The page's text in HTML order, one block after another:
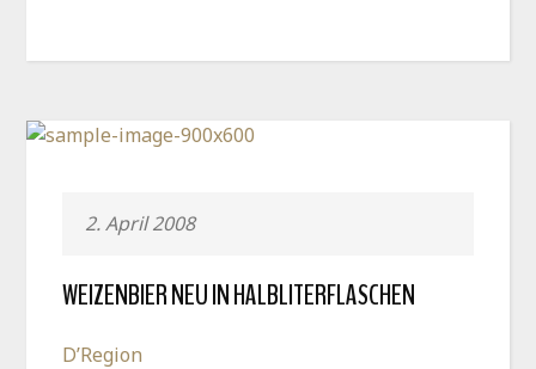
2. April 2008
WEIZENBIER NEU IN HALBLITERFLASCHEN
D’Region